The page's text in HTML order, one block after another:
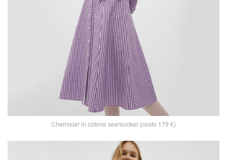
Chemisier in cotone seersucker (costo 179 €)